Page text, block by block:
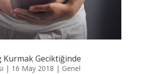
Kurmak Geciktiğinde
| 16 May 2018 | Genel